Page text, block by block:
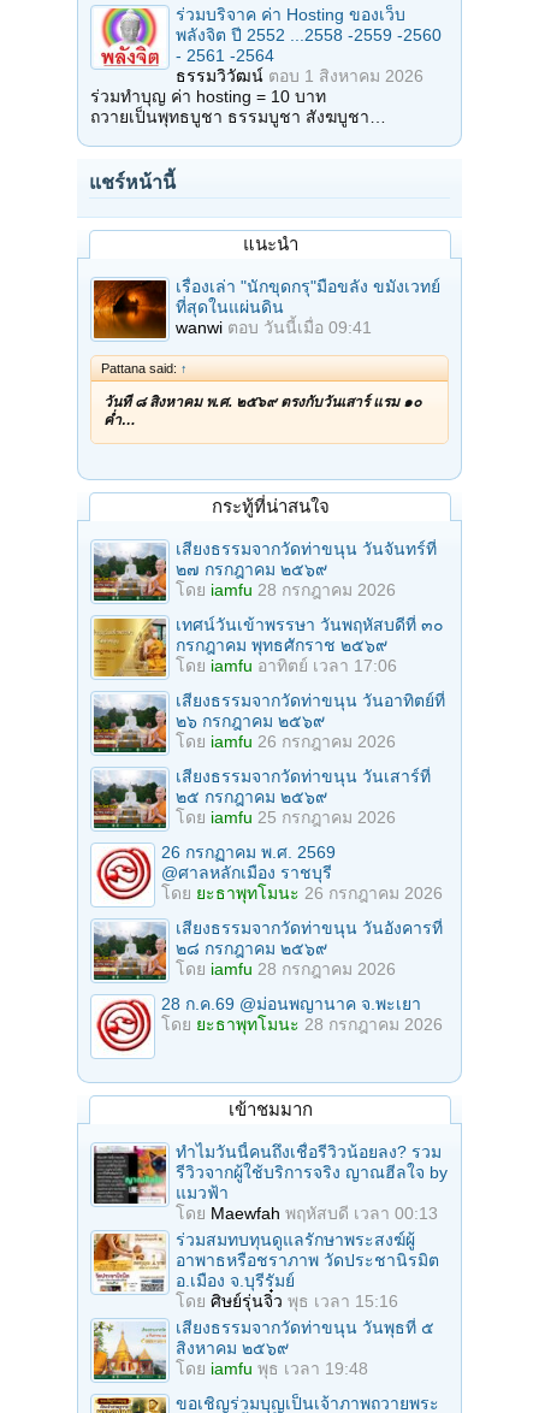
ร่วมบริจาค ค่า Hosting ของเว็บ
พลังจิต ปี 2552 ...2558 -2559 -2560
- 2561 -2564
ธรรมวิวัฒน์ ตอบ 1 สิงหาคม 2026
ร่วมทำบุญ ค่า hosting = 10 บาท
ถวายเป็นพุทธบูชา ธรรมบูชา สังฆบูชา…
แชร์หน้านี้
แนะนำ
เรื่องเล่า "นักขุดกรุ"มือขลัง ขมังเวทย์
ที่สุดในแผ่นดิน
wanwi ตอบ วันนี้เมื่อ 09:41
Pattana said: ↑
วันที่ ๘ สิงหาคม พ.ศ. ๒๕๖๙ ตรงกับวันเสาร์ แรม ๑๐
ค่ำ…
กระทู้ที่น่าสนใจ
เสียงธรรมจากวัดท่าขนุน วันจันทร์ที่
๒๗ กรกฎาคม ๒๕๖๙
โดย iamfu 28 กรกฎาคม 2026
เทศน์วันเข้าพรรษา วันพฤหัสบดีที่ ๓๐
กรกฎาคม พุทธศักราช ๒๕๖๙
โดย iamfu อาทิตย์ เวลา 17:06
เสียงธรรมจากวัดท่าขนุน วันอาทิตย์ที่
๒๖ กรกฎาคม ๒๕๖๙
โดย iamfu 26 กรกฎาคม 2026
เสียงธรรมจากวัดท่าขนุน วันเสาร์ที่
๒๕ กรกฎาคม ๒๕๖๙
โดย iamfu 25 กรกฎาคม 2026
26 กรกฏาคม พ.ศ. 2569
@ศาลหลักเมือง ราชบุรี
โดย ยะธาพุทโมนะ 26 กรกฎาคม 2026
เสียงธรรมจากวัดท่าขนุน วันอังคารที่
๒๘ กรกฎาคม ๒๕๖๙
โดย iamfu 28 กรกฎาคม 2026
28 ก.ค.69 @ม่อนพญานาค จ.พะเยา
โดย ยะธาพุทโมนะ 28 กรกฎาคม 2026
เข้าชมมาก
ทำไมวันนี้คนถึงเชื่อรีวิวน้อยลง? รวม
รีวิวจากผู้ใช้บริการจริง ญาณฮีลใจ by
แมวฟ้า
โดย Maewfah พฤหัสบดี เวลา 00:13
ร่วมสมทบทุนดูแลรักษาพระสงฆ์ผู้
อาพาธหรือชราภาพ วัดประชานิรมิต
อ.เมือง จ.บุรีรัมย์
โดย ศิษย์รุ่นจิ๋ว พุธ เวลา 15:16
เสียงธรรมจากวัดท่าขนุน วันพุธที่ ๕
สิงหาคม ๒๕๖๙
โดย iamfu พุธ เวลา 19:48
ขอเชิญร่วมบุญเป็นเจ้าภาพถวายพระ